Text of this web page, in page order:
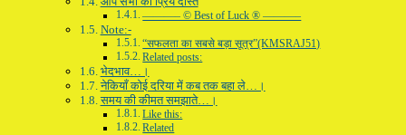
———– © Best of Luck ® ———–
Note:-
“सफलता का सबसे बड़ा सूत्र”(KMSRAJ51)
Related posts:
भेदभाव…।
नेकियाँ कोई दरिया में कब तक बहा ले…।
समय की कीमत समझाते…।
Like this:
Related